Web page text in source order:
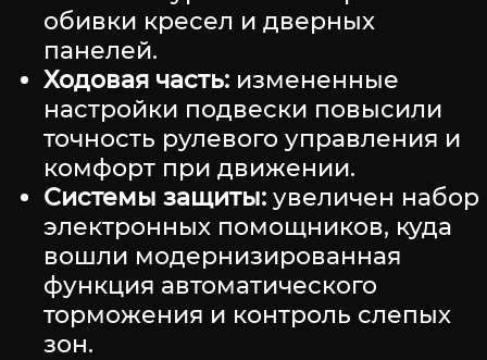
обивки кресел и дверных
панелей.
Ходовая часть: измененные
настройки подвески повысили
точность рулевого управления и
комфорт при движении.
Системы защиты: увеличен набор
электронных помощников, куда
вошли модернизированная
функция автоматического
торможения и контроль слепых
зон.